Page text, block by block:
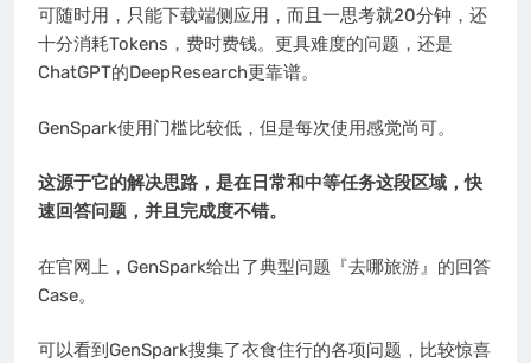
可随时用，只能下载端侧应用，而且一思考就20分钟，还
十分消耗Tokens，费时费钱。更具难度的问题，还是
ChatGPT的DeepResearch更靠谱。
GenSpark使用门槛比较低，但是每次使用感觉尚可。
这源于它的解决思路，是在日常和中等任务这段区域，快
速回答问题，并且完成度不错。
在官网上，GenSpark给出了典型问题『去哪旅游』的回答
Case。
可以看到GenSpark搜集了衣食住行的各项问题，比较惊喜